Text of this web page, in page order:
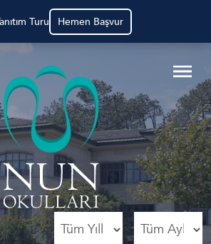
Turu Hemen Başvur